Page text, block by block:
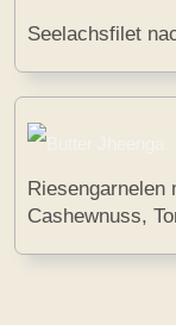
Seelachsfilet
Riesengarnelen
Cashewnuss,